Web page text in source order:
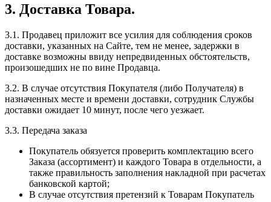
3. Доставка Товара.
3.1. Продавец приложит все усилия для соблюдения сроков
доставки, указанных на Сайте, тем не менее, задержки в
доставке возможны ввиду непредвиденных обстоятельств,
произошедших не по вине Продавца.
3.2. В случае отсутствия Покупателя (либо Получателя) в
назначенных месте и времени доставки, сотрудник Службы
доставки ожидает 10 минут, после чего уезжает.
3.3. Передача заказа
Покупатель обязуется проверить комплектацию всего
Заказа (ассортимент) и каждого Товара в отдельности, а
также правильность заполнения накладной при расчетах
банковской картой;
В случае отсутствия претензий к Товарам Покупатель